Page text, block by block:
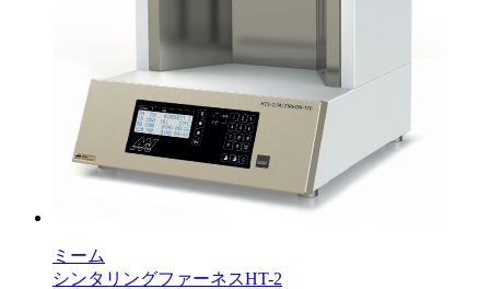
ミーム
シンタリングファーネスHT-2